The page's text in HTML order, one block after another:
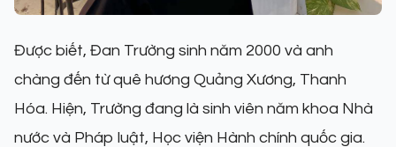
Được biết, Đan Trường sinh năm 2000 và anh
chàng đến từ quê hương Quảng Xương, Thanh
Hóa. Hiện, Trường đang là sinh viên năm khoa Nhà
nước và Pháp luật, Học viện Hành chính quốc gia.